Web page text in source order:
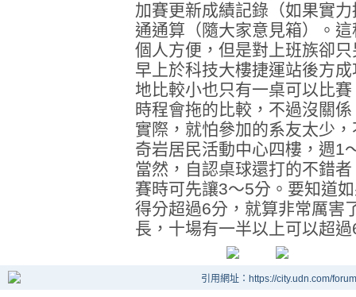
加賽更新成績記錄（如果實
通通算（隨大家意見箱）。
個人方便，但是對上班族卻
早上於科技大樓捷運站後方
地比較小也只有一桌可以比
時程會拖的比較，不過沒關
實際，就怕參加的系友太少
奇岩居民活動中心四樓，週1
當然，自認桌球還打的不錯
賽時可先讓3～5分。要知道
得分超過6分，就算非常厲害
長，十場有一半以上可以超
引用網址：https://city.udn.com/